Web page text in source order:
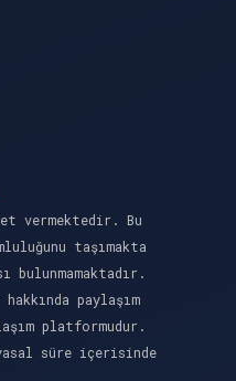
vermektedir. Bu
taşımakta
paylaşım
platformudur.
süre içerisinde